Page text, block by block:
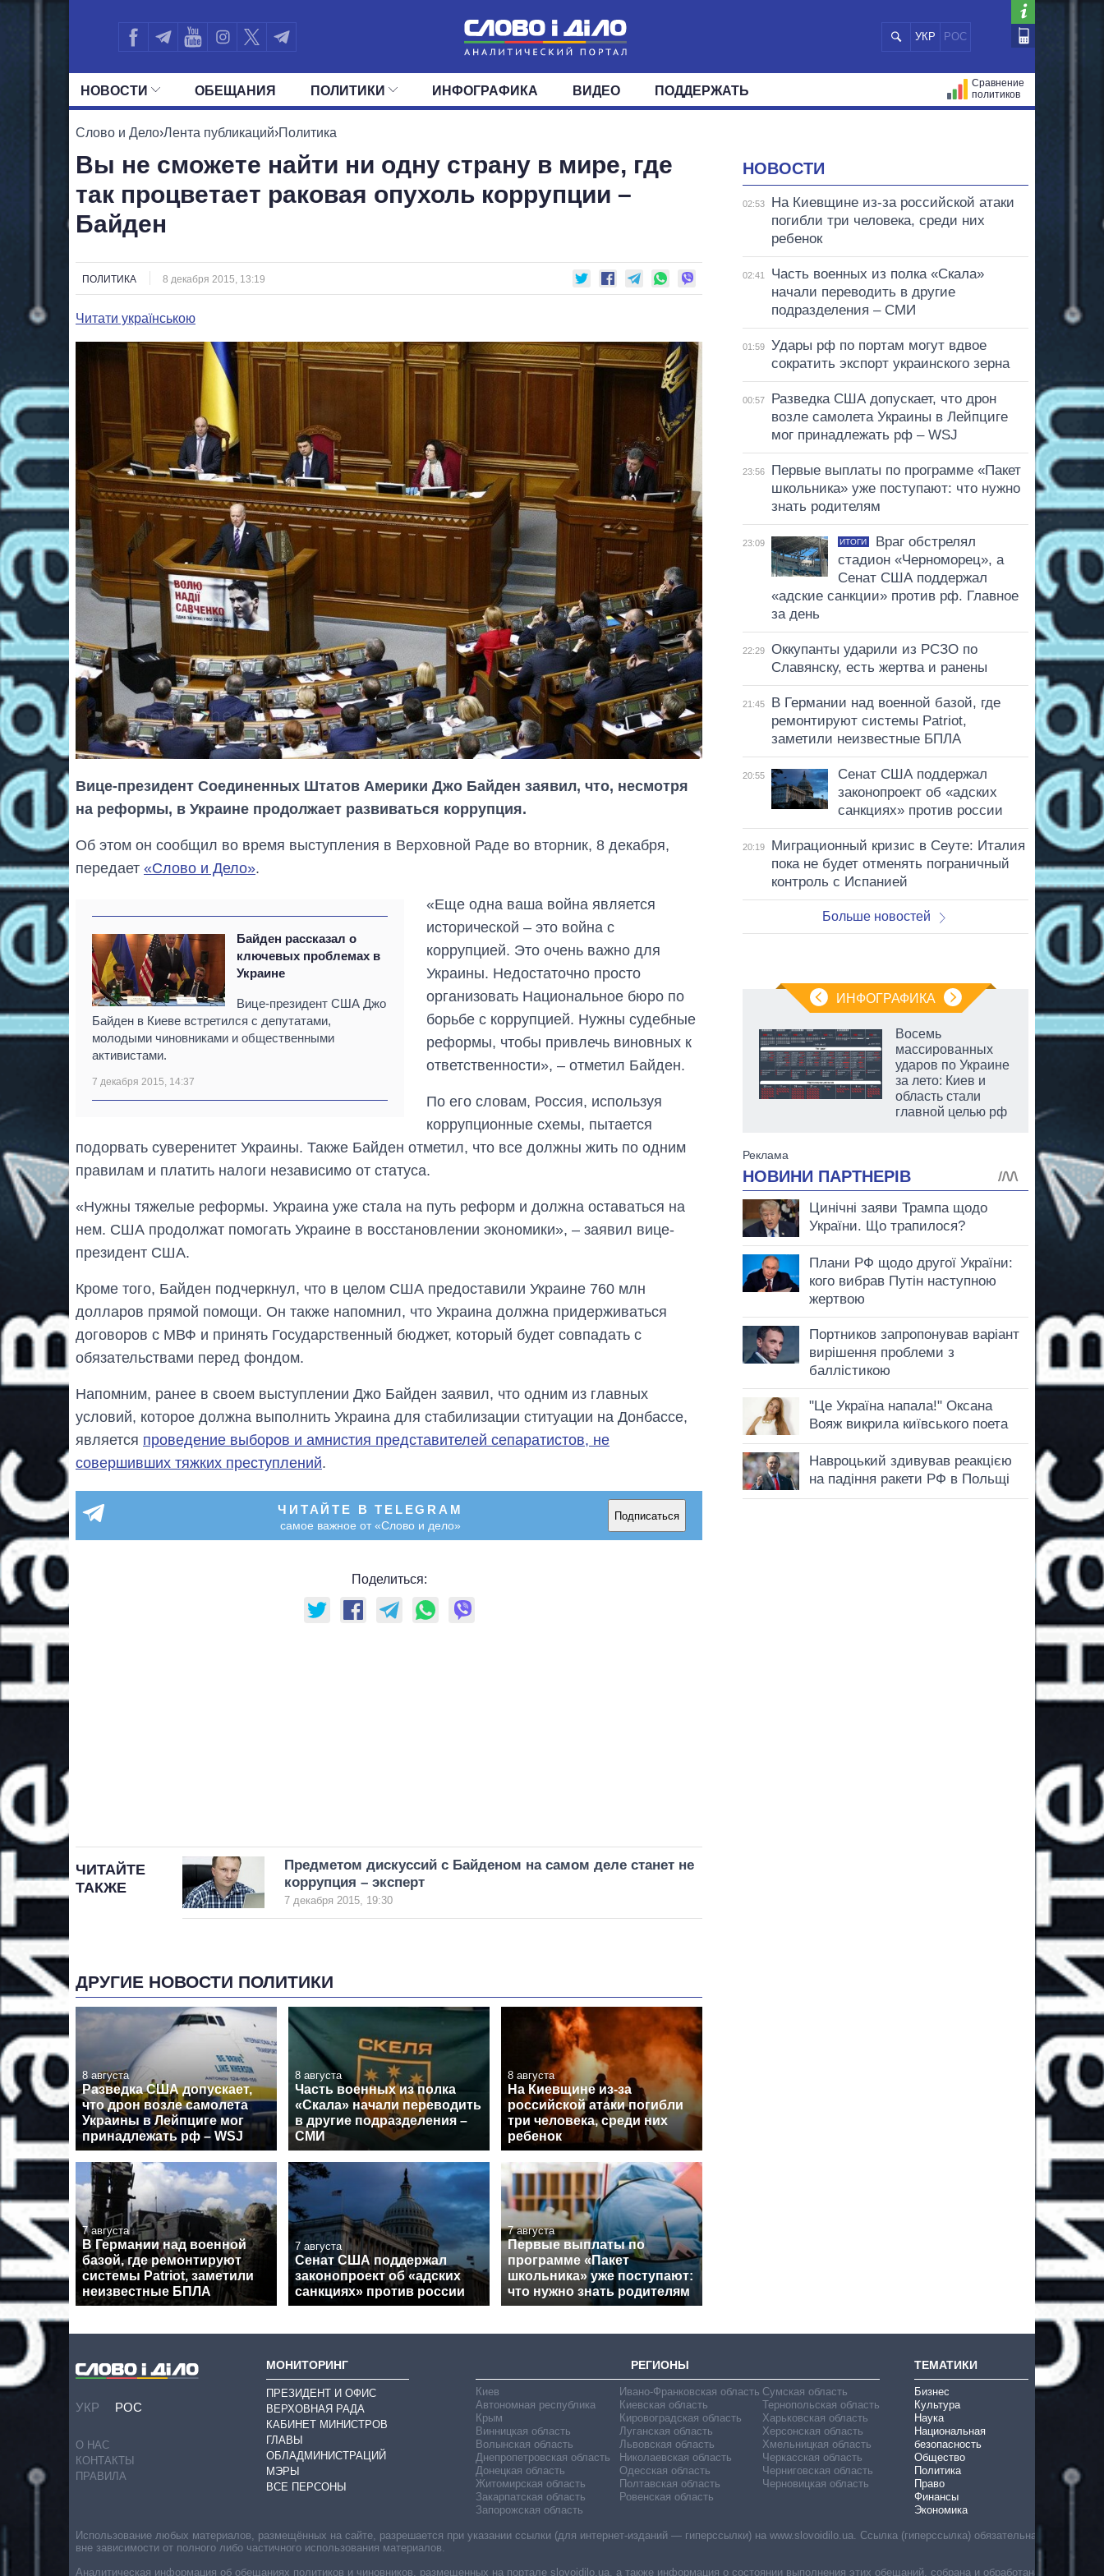
УКР РОС
НОВОСТИ
ПОЛИТИКА ЭКОНОМИКА ОБЩЕСТВО МИР
ОБЕЩАНИЯ ПОЛИТИКИ
ВСЕ ПОЛИТИКИ ПРЕЗИДЕНТ И ОФИС
ДЕПУТАТЫ КОМИТЕТЫ ФРАКЦИИ ОКРУГА
ИНФОГРАФИКА ВИДЕО ПОДДЕРЖАТЬ
Сравнение
политиков
Слово и Дело›Лента публикаций›Политика
Вы не сможете найти ни одну страну в мире, где
так процветает раковая опухоль коррупции –
Байден
ПОЛИТИКА 8 декабря 2015, 13:19
Читати українською
Вице-президент Соединенных Штатов Америки Джо Байден заявил, что, несмотря
на реформы, в Украине продолжает развиваться коррупция.
Об этом он сообщил во время выступления в Верховной Раде во вторник, 8 декабря,
передает «Слово и Дело».
Байден рассказал о
ключевых проблемах в
Украине
Вице-президент США Джо
Байден в Киеве встретился с депутатами,
молодыми чиновниками и общественными
активистами.
7 декабря 2015, 14:37
«Еще одна ваша война является
исторической – это война с
коррупцией. Это очень важно для
Украины. Недостаточно просто
организовать Национальное бюро по
борьбе с коррупцией. Нужны судебные
реформы, чтобы привлечь виновных к
ответственности», – отметил Байден.
По его словам, Россия, используя
коррупционные схемы, пытается
подорвать суверенитет Украины. Также Байден отметил, что все должны жить по одним
правилам и платить налоги независимо от статуса.
«Нужны тяжелые реформы. Украина уже стала на путь реформ и должна оставаться на
нем. США продолжат помогать Украине в восстановлении экономики», – заявил вице-
президент США.
Кроме того, Байден подчеркнул, что в целом США предоставили Украине 760 млн
долларов прямой помощи. Он также напомнил, что Украина должна придерживаться
договоров с МВФ и принять Государственный бюджет, который будет совпадать с
обязательствами перед фондом.
Напомним, ранее в своем выступлении Джо Байден заявил, что одним из главных
условий, которое должна выполнить Украина для стабилизации ституации на Донбассе,
является проведение выборов и амнистия представителей сепаратистов, не
совершивших тяжких преступлений.
ЧИТАЙТЕ В TELEGRAM
самое важное от «Слово и дело»
Подписаться
Поделиться:
ЧИТАЙТЕ
ТАКЖЕ
Предметом дискуссий с Байденом на самом деле станет не
коррупция – эксперт
7 декабря 2015, 19:30
ДРУГИЕ НОВОСТИ ПОЛИТИКИ
8 августа
Разведка США допускает,
что дрон возле самолета
Украины в Лейпциге мог
принадлежать рф – WSJ
8 августа
Часть военных из полка
«Скала» начали переводить
в другие подразделения –
СМИ
8 августа
На Киевщине из-за
российской атаки погибли
три человека, среди них
ребенок
7 августа
В Германии над военной
базой, где ремонтируют
системы Patriot, заметили
неизвестные БПЛА
7 августа
Сенат США поддержал
законопроект об «адских
санкциях» против россии
7 августа
Первые выплаты по
программе «Пакет
школьника» уже поступают:
что нужно знать родителям
НОВОСТИ
02:53
На Киевщине из-за российской атаки
погибли три человека, среди них
ребенок
02:41
Часть военных из полка «Скала»
начали переводить в другие
подразделения – СМИ
01:59
Удары рф по портам могут вдвое
сократить экспорт украинского зерна
00:57
Разведка США допускает, что дрон
возле самолета Украины в Лейпциге
мог принадлежать рф – WSJ
23:56
Первые выплаты по программе «Пакет
школьника» уже поступают: что нужно
знать родителям
23:09 ИТОГИ
Враг обстрелял
стадион «Черноморец», а
Сенат США поддержал
«адские санкции» против рф. Главное
за день
22:29
Оккупанты ударили из РСЗО по
Славянску, есть жертва и ранены
21:45
В Германии над военной базой, где
ремонтируют системы Patriot,
заметили неизвестные БПЛА
20:55
Сенат США поддержал
законопроект об «адских
санкциях» против россии
20:19
Миграционный кризис в Сеуте: Италия
пока не будет отменять пограничный
контроль с Испанией
Больше новостей
ИНФОГРАФИКА
изменилось
количество
бакалавриат,
магистратуру и
аспирантуру
Восемь
массированных
ударов по Украине
за лето: Киев и
область стали
главной целью рф
УКР РОС
О НАС
КОНТАКТЫ
ПРАВИЛА
МОНИТОРИНГ
ПРЕЗИДЕНТ И ОФИС
ВЕРХОВНАЯ РАДА
КАБИНЕТ МИНИСТРОВ
ГЛАВЫ
ОБЛАДМИНИСТРАЦИЙ
МЭРЫ
ВСЕ ПЕРСОНЫ
РЕГИОНЫ
Киев
Автономная республика
Крым
Винницкая область
Волынская область
Днепропетровская область
Донецкая область
Житомирская область
Закарпатская область
Запорожская область
Ивано-Франковская область
Киевская область
Кировоградская область
Луганская область
Львовская область
Николаевская область
Одесская область
Полтавская область
Ровенская область
Сумская область
Тернопольская область
Харьковская область
Херсонская область
Хмельницкая область
Черкасская область
Черниговская область
Черновицкая область
ТЕМАТИКИ
Бизнес
Культура
Наука
Национальная
безопасность
Общество
Политика
Право
Финансы
Экономика
Использование любых материалов, размещённых на сайте, разрешается при указании ссылки (для интернет-изданий — гиперссылки) на www.slovoidilo.ua. Ссылка (гиперссылка) обязательна
вне зависимости от полного либо частичного использования материалов.
Аналитическая информация об обещаниях политиков и чиновников, размещенных на портале slovoidilo.ua, а также информация о состоянии выполнения этих обещаний, собрана и обработана